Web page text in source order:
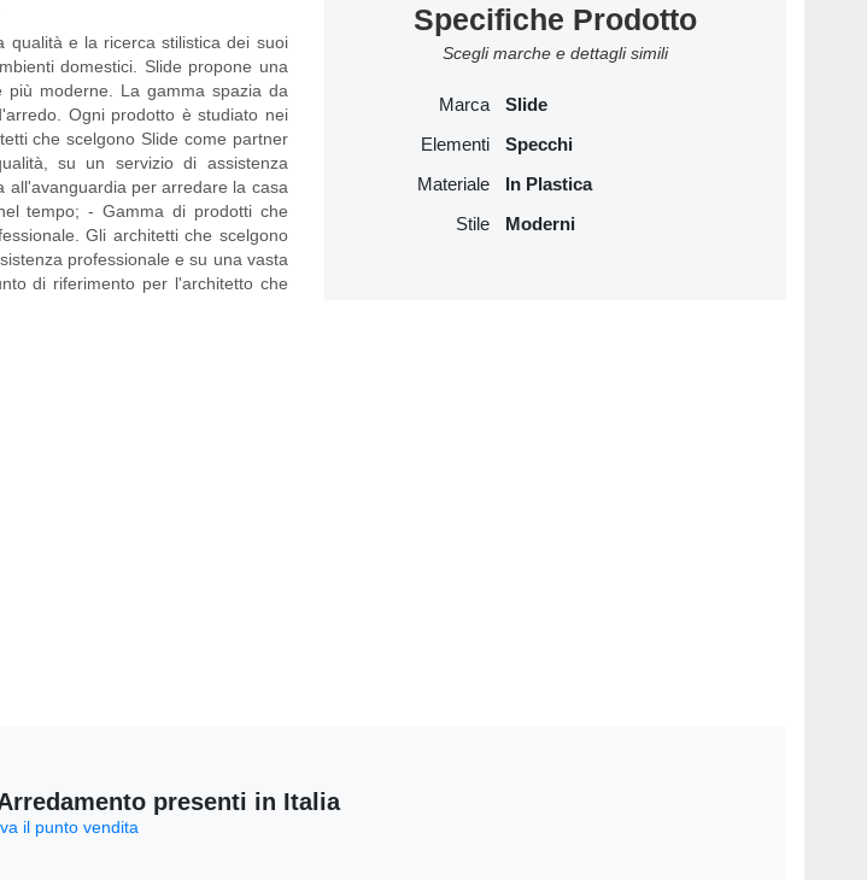
qualità e la ricerca stilistica dei suoi
domestici. Slide propone una
moderne. La gamma spazia da
Ogni prodotto è studiato nei
che scelgono Slide come partner
su un servizio di assistenza
all'avanguardia per arredare la casa
tempo; - Gamma di prodotti che
Gli architetti che scelgono
professionale e su una vasta
di riferimento per l'architetto che
Specifiche Prodotto
Scegli marche e dettagli simili
Marca Slide
Elementi Specchi
Materiale In Plastica
Stile Moderni
presenti in Italia
il punto vendita